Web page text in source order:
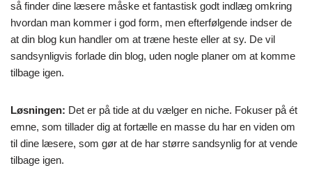
så finder dine læsere måske et fantastisk godt indlæg omkring
hvordan man kommer i god form, men efterfølgende indser de
at din blog kun handler om at træne heste eller at sy. De vil
sandsynligvis forlade din blog, uden nogle planer om at komme
tilbage igen.
Løsningen: Det er på tide at du vælger en niche. Fokuser på ét
emne, som tillader dig at fortælle en masse du har en viden om
til dine læsere, som gør at de har større sandsynlig for at vende
tilbage igen.